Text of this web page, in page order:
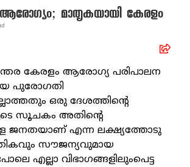
ആരോഗ്യം; മാതൃകയായി കേരളം
കേരളം ആരോഗ്യ പരിപാലന
പുരോഗതി
ഒരു ദേശത്തിന്റെ
സൂചകം അതിന്റെ
ജനതയാണ് എന്ന ലക്ഷ്യത്തോടു
സൗജന്യവുമായ
എല്ലാ വിഭാഗങ്ങളിലുംപെട്ട